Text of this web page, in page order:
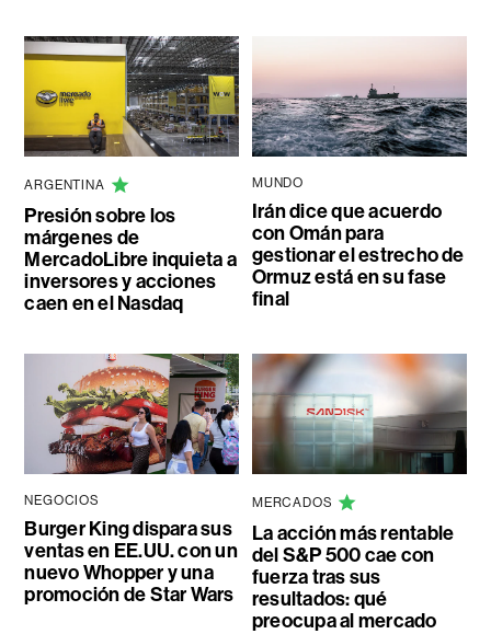
ARGENTINA
Presión sobre los
márgenes de
MercadoLibre inquieta a
inversores y acciones
caen en el Nasdaq
MUNDO
Irán dice que acuerdo
con Omán para
gestionar el estrecho de
Ormuz está en su fase
final
NEGOCIOS
Burger King dispara sus
ventas en EE.UU. con un
nuevo Whopper y una
promoción de Star Wars
MERCADOS
La acción más rentable
del S&P 500 cae con
fuerza tras sus
resultados: qué
preocupa al mercado